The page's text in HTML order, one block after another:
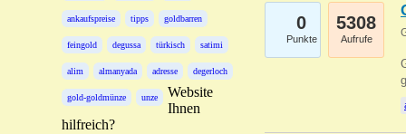
ankaufspreise tipps goldbarren
feingold degussa türkisch satimi
alim almanyada adresse degerloch
gold-goldmünze unze
Website
Ihnen
hilfreich?
0
Punkte
5308
Aufrufe